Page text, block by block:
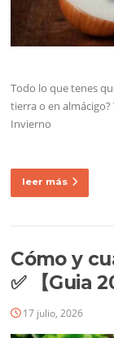
Todo lo que tenes
tierra o en
Invierno
leer más
Cómo y
✅ 【Guia
17 julio, 2026